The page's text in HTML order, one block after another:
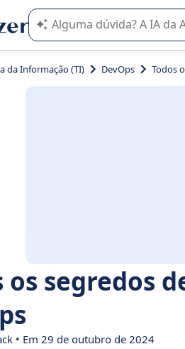
A IA do Appvizer o orienta
da Informação (TI) DevOps Todos
os segredos
• Em 29 de outubro de 2024